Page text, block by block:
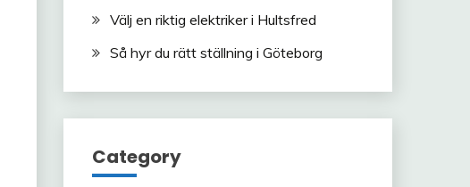
Välj en riktig elektriker i Hultsfred
Så hyr du rätt ställning i Göteborg
Category